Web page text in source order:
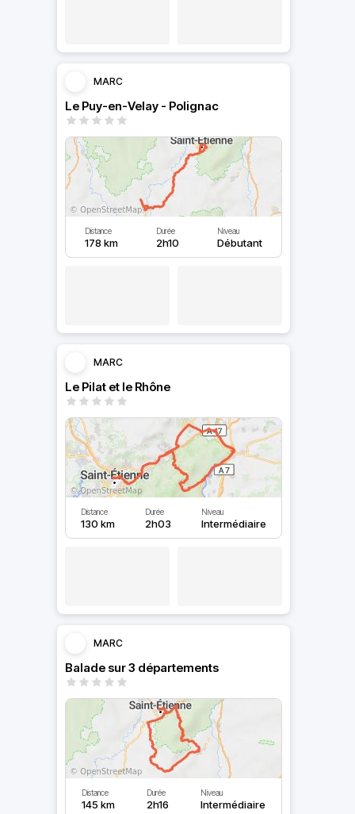
MARC
Le Puy-en-Velay - Polignac
Distance
178 km
Durée
2h10
Niveau
Débutant
MARC
Le Pilat et le Rhône
Distance
130 km
Durée
2h03
Niveau
Intermédiaire
MARC
Balade sur 3 départements
Distance
145 km
Durée
2h16
Niveau
Intermédiaire